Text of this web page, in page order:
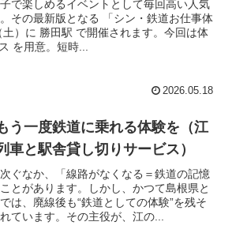
で楽しめるイベントとして毎回高い人気
その最新版となる 「シン・鉄道お仕事体
）に 勝田駅 で開催されます。今回は体
を用意。短時...
2026.05.18
う一度鉄道に乗れる体験を（江
車と駅舎貸し切りサービス）
ぐなか、「線路がなくなる＝鉄道の記憶
とがあります。しかし、かつて島根県と
は、廃線後も“鉄道としての体験”を残そ
ています。その主役が、江の...